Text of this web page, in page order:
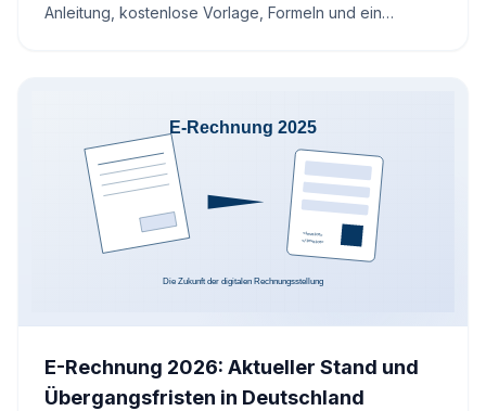
Anleitung, kostenlose Vorlage, Formeln und ein
E-Rechnung 2026: Aktueller Stand und
Übergangsfristen in Deutschland